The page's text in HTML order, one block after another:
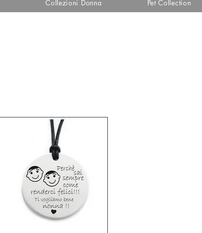
Collezioni Donna Pet Collection